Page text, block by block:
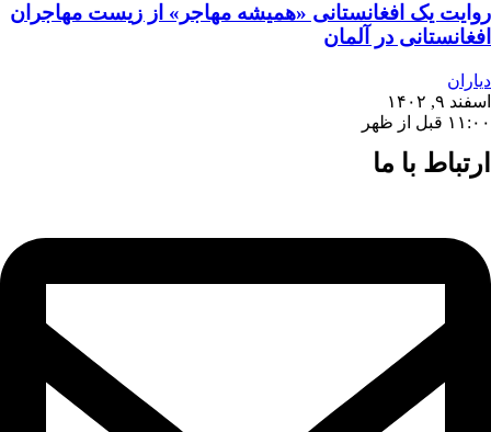
روایت یک افغانستانی «همیشه مهاجر» از زیست مهاجران
افغانستانی در آلمان
دیاران
اسفند ۹, ۱۴۰۲
۱۱:۰۰ قبل از ظهر
ارتباط با ما